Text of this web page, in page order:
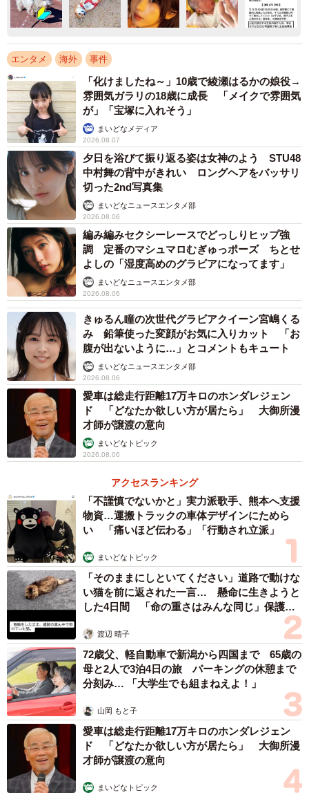
エンタメ 海外 事件
「化けましたね～」10歳で綾瀬はるかの娘役→
雰囲気ガラリの18歳に成長 「メイクで雰囲気
が」「宝塚に入れそう」
まいどなメディア
2026.08.07
夕日を浴びて振り返る姿は女神のよう STU48
中村舞の背中がきれい ロングヘアをバッサリ
切った2nd写真集
まいどなニュースエンタメ部
2026.08.06
編み編みセクシーレースでどっしりヒップ強
調 定番のマシュマロむぎゅっポーズ ちとせ
よしの「湿度高めのグラビアになってます」
まいどなニュースエンタメ部
2026.08.06
きゅるん瞳の次世代グラビアクイーン宮嶋くる
み 鉛筆使った変顔がお気に入りカット 「お
腹が出ないように…」とコメントもキュート
まいどなニュースエンタメ部
2026.08.06
愛車は総走行距離17万キロのホンダレジェン
ド 「どなたか欲しい方が居たら」 大御所漫
才師が譲渡の意向
まいどなトピック
2026.08.06
アクセスランキング
「不謹慎でないかと」実力派歌手、熊本へ支援
物資…運搬トラックの車体デザインにためら
い 「痛いほど伝わる」「行動され立派」
まいどなトピック
「そのままにしといてください」道路で動けな
い猫を前に返された一言… 懸命に生きようと
した4日間 「命の重さはみんな同じ」保護団
渡辺 晴子
72歳父、軽自動車で新潟から四国まで 65歳の
母と2人で3泊4日の旅 パーキングの休憩まで
分刻み… 「大学生でも組まねえよ！」
山岡 もと子
愛車は総走行距離17万キロのホンダレジェン
ド 「どなたか欲しい方が居たら」 大御所漫
才師が譲渡の意向
まいどなトピック